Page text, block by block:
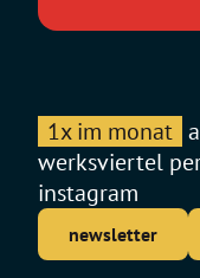
1x im monat
werksviertel
instagram
newsletter